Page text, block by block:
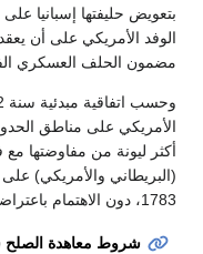
بتعويض حليفتها إسبانيا
الوفد الأمريكي على أن
مضمون الحلف العسكري
الأمريكي على مناطق
أكثر ليونة من مفاوضتها
(البريطاني والأمريكي)
1783، دون الاهتمام باعتراضات فرنسا.
شروط معاهدة الصلح سنة